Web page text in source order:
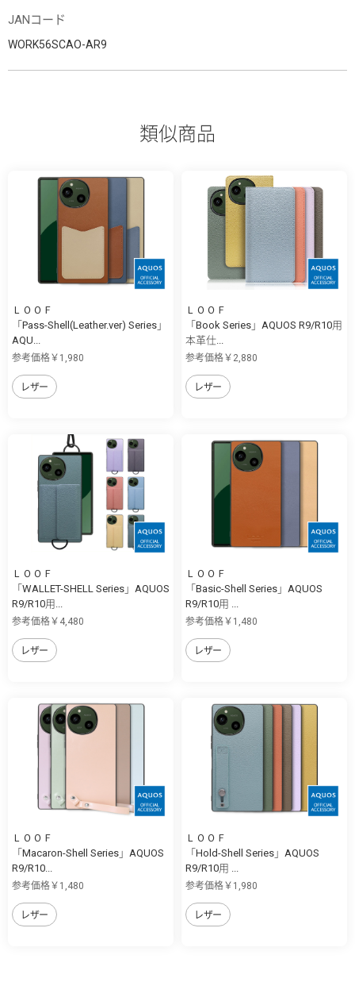
JANコード
WORK56SCAO-AR9
類似商品
ＬＯＯＦ
「Pass-Shell(Leather.ver) Series」
AQU...
参考価格￥1,980
レザー
ＬＯＯＦ
「Book Series」AQUOS R9/R10用
本革仕...
参考価格￥2,880
レザー
ＬＯＯＦ
「WALLET-SHELL Series」AQUOS
R9/R10用...
参考価格￥4,480
レザー
ＬＯＯＦ
「Basic-Shell Series」AQUOS
R9/R10用 ...
参考価格￥1,480
レザー
ＬＯＯＦ
「Macaron-Shell Series」AQUOS
R9/R10...
参考価格￥1,480
レザー
ＬＯＯＦ
「Hold-Shell Series」AQUOS
R9/R10用 ...
参考価格￥1,980
レザー